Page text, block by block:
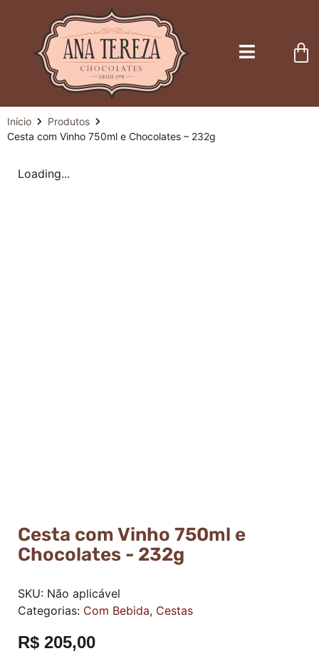
Início
Produtos
Cesta com Vinho 750ml e Chocolates – 232g
Loading...
Cesta com Vinho 750ml e
Chocolates - 232g
SKU: Não aplicável
Categorias: Com Bebida, Cestas
R$ 205,00